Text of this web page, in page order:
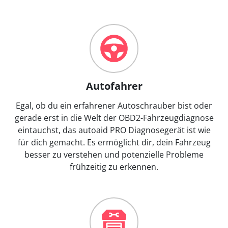
Autofahrer
Egal, ob du ein erfahrener Autoschrauber bist oder
gerade erst in die Welt der OBD2-Fahrzeugdiagnose
eintauchst, das autoaid PRO Diagnosegerät ist wie
für dich gemacht. Es ermöglicht dir, dein Fahrzeug
besser zu verstehen und potenzielle Probleme
frühzeitig zu erkennen.